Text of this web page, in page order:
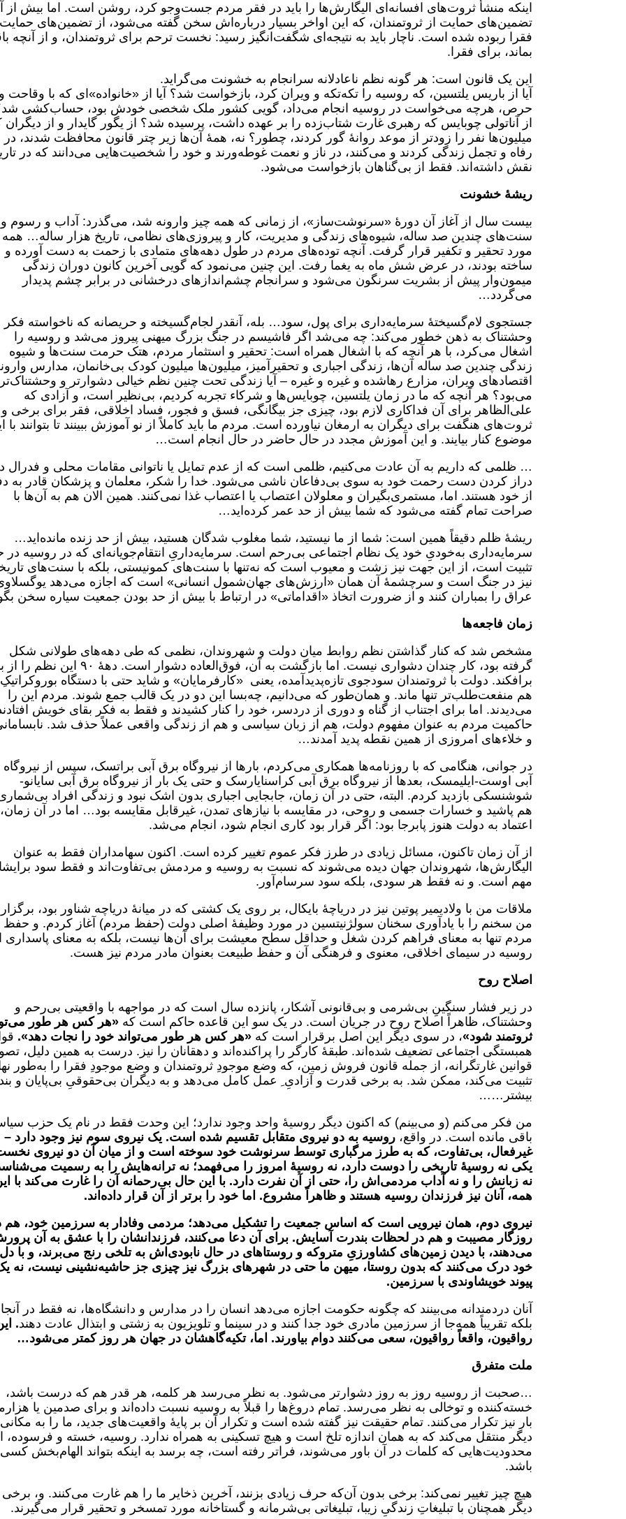
اینکه منشأ ثروت‌های افسانه‌ای الیگارش‌ها را باید در فقر مردم جست‌وجو کرد، روشن است. اما بیش از
تضمین‌های حمایت از ثروتمندان، که این اواخر بسیار درباره‌اش سخن گفته می‌شود، از تضمین‌های حمایت
فقرا ربوده شده است. ناچار باید به نتیجه‌ای شگفت‌انگیز رسید: نخست ترحم برای ثروتمندان، و از آنچه
بماند، برای فقرا.
این یک قانون است: هر گونه نظم ناعادلانه‌ سرانجام به خشونت می‌گراید.
آیا از باریس یلتسین، که روسیه را تکه‌تکه و ویران کرد، بازخواست شد؟ آیا از «خانواده»‌ای که با وقاحت و
حرص، هرچه می‌خواست در روسیه انجام می‌داد، گویی کشور ملک شخصی خودش بود، حساب‌کشی شد؟
از آناتولی چوبایس که رهبری غارت شتاب‌زده را بر عهده داشت، پرسیده شد؟ از یگور گایدار و از دیگران
میلیون‌ها نفر را زودتر از موعد روانۀ گور کردند، چطور؟ نه، همهٔ آن‌ها زیر چتر قانون محافظت شدند، در
رفاه و تجمل زندگی کردند و می‌کنند، در ناز و نعمت غوطه‌ورند و خود را شخصیت‌هایی می‌دانند که در
نقش داشته‌اند. فقط از بی‌گناهان بازخواست می‌شود.
ریشهٔ خشونت
بیست سال از آغاز آن دورۀ «سرنوشت‌ساز»، از زمانی که همه چیز وارونه شد، می‌گذرد: آداب و رسوم و
سنت‌های چندین صد ساله، شیوه‌های زندگی و مدیریت، کار و پیروزی‌های نظامی، تاریخ هزار ساله… همه
مورد تحقیر و تکفیر قرار گرفت. آنچه توده‌های مردم در طول دهه‌های متمادی با زحمت به دست آورده و
ساخته بودند، در عرض شش ماه به یغما رفت. این چنین می‌نمود که گویی آخرین کانون دوران زندگی
میمون‌وار پیش از بشریت سرنگون می‌شود و سرانجام چشم‌اندازهای درخشانی در برابر چشم پدیدار
می‌گردد…
جستجوی لام‌گسیختۀ سرمایه‌داری برای پول، سود… بله، آنقدر لجام‌گسیخته و حریصانه که ناخواسته فکر
وحشتناک به ذهن خطور می‌کند: چه می‌شد اگر فاشیسم در جنگ بزرگ میهنی پیروز می‌شد و روسیه را
اشغال می‌کرد، با هر آنچه که با اشغال همراه است: تحقیر و استثمار مردم، هتک حرمت سنت‌ها و شیوه
زندگی چندین صد ساله آن‌ها، زندگی اجباری و تحقیرآمیز، میلیون‌ها میلیون کودک بی‌خانمان، مدارس
اقتصادهای ویران، مزارع رهاشده و غیره و غیره – آیا زندگی تحت چنین نظم خیالی دشوارتر و وحشتناک‌تر
می‌بود؟ هر آنچه که ما در زمان یلتسین، چوبایس‌ها و شرکاء تجربه کردیم، بی‌نظیر است، و آزادی‌ که
علی‌الظاهر برای آن فداکاری لازم بود، چیزی جز بیگانگی، فسق و فجور، فساد اخلاقی، فقر برای برخی و
ثروت‌های هنگفت برای دیگران به ارمغان نیاورده است. مردم ما باید کاملاً از نو آموزش ببینند تا بتوانند با
موضوع کنار بیایند. و این آموزش مجدد در حال حاضر در حال انجام است…
… ظلمی که داریم به آن عادت می‌کنیم، ظلمی است که از عدم تمایل یا ناتوانی مقامات محلی و فدرال
دراز کردن دست رحمت خود به سوی بی‌دفاعان ناشی می‌شود. خدا را شکر، معلمان و پزشکان قادر به
از خود هستند. اما، مستمری‌بگیران و معلولان اعتصاب یا اعتصاب غذا نمی‌کنند. همین الان هم به آن‌ها با
صراحت تمام گفته می‌شود که شما بیش از حد عمر کرده‌اید…
ریشۀ ظلم دقیقاً همین است: شما از ما نیستید، شما مغلوب شدگان هستید، بیش از حد زنده مانده‌اید…
سرمایه‌داری به‌خودیِ خود یک نظام اجتماعی بی‌رحم است. سرمایه‌داریِ انتقام‌جویانه‌ای که در روسیه در
تثبیت است، از این جهت نیز زشت و معیوب است که نه‌تنها با سنت‌های کمونیستی، بلکه با سنت‌های
نیز در جنگ است و سرچشمهٔ آن همان «ارزش‌های جهان‌شمول انسانی» است که اجازه می‌دهد
عراق را بمباران کنند و از ضرورت اتخاذ «اقداماتی» در ارتباط با بیش‌ از حد بودن جمعیت سیاره سخن
زمان فاجعه‌ها
مشخص شد که کنار گذاشتن نظم روابط میان دولت و شهروندان، نظمی که طی دهه‌های طولانی شکل
گرفته بود، کار چندان دشواری نیست. اما بازگشت به آن، فوق‌العاده دشوار است.
برافکند. دولت با ثروتمندان سودجوی تازه‌پدید‌آمده، یعنی «کارفرمایان» و شاید حتی با دستگاه بوروکراتیکِ
هم منفعت‌طلب‌تر تنها ماند. و همان‌طور که می‌دانیم، چه‌بسا این دو در یک قالب جمع شوند. مردم این را
می‌دیدند. اما برای اجتناب از گناه و دوری از دردسر، خود را کنار کشیدند و فقط به فکر بقای خویش
حاکمیت مردم به عنوان مفهوم دولت، هم از زبان سیاسی و هم از زندگی واقعی عملاً حذف شد.
و خلاءهای امروزی از همین نقطه پدید آمدند…
در جوانی، هنگامی که با روزنامه‌ها همکاری می‌کردم، بارها از نیروگاه برق آبی براتسک، سپس از
آبی اوست-ایلیمسک، بعدها از نیروگاه برق آبی کراسنایارسک و حتی یک بار از نیروگاه برق آبی سایانو-
شوشنسکی بازدید کردم. البته، حتی در آن زمان، جابجایی اجباری بدون اشک نبود و زندگی افراد بی‌شماری
هم پاشید و خسارات جسمی و روحی، در مقایسه با نیازهای تمدن، غیرقابل مقایسه بود… اما در آن زمان،
اعتماد به دولت هنوز پابرجا بود: اگر قرار بود کاری انجام شود، انجام می‌شد.
از آن زمان تاکنون، مسائل زیادی در طرز فکر عموم تغییر کرده است. اکنون سهامداران فقط به عنوان
الیگارش‌ها، شهروندان جهان دیده می‌شوند که نسبت به روسیه و مردمش بی‌تفاوت‌اند و فقط سود
مهم است. و نه فقط هر سودی، بلکه سود سرسام‌آور.
ملاقات من با ولادیمیر پوتین نیز در دریاچۀ بایکال، بر روی یک کشتی که در میانۀ دریاچه شناور بود،
من سخنم را با یادآوری سخنان سولژنیتسین در مورد وظیفۀ اصلی دولت (حفظ مردم) آغاز کردم. و حفظ
مردم تنها به معنای فراهم کردن شغل و حداقل سطح معیشت برای آن‌ها نیست، بلکه به معنای پاسداری
روسیه در سیمای اخلاقی، معنوی و فرهنگی آن و حفظ طبیعت بعنوان مادر مردم نیز هست.
اصلاح روح
در زیر فشار سنگینِ بی‌شرمی و بی‌قانونی آشکار، پانزده سال است که در مواجهه با واقعیتی بی‌رحم و
وحشتناک، ظاهراً اصلاح روح در جریان است. در یک سو این قاعده حاکم است که«هر کس هر طور
ثروتمند شود»، در سوی دیگر این اصل برقرار است که«هر کس هر طور می‌تواند خود را نجات دهد».
همبستگی اجتماعی تضعیف شده‌اند. طبقهٔ کارگر را پراکنده‌اند و دهقانان را نیز. درست به همین دلیل،
قوانین غارتگرانه، از جمله قانون فروش زمین، که وضع موجودِ ثروتمندان و وضع موجودِ فقرا را به‌طور
تثبیت می‌کند، ممکن شد. به برخی قدرت و آزادیِ ِ عمل کامل می‌دهد و به دیگران بی‌حقوقیِ بی‌پایان و
بیشتر……
من فکر می‌کنم (و می‌بینم) که اکنون دیگر روسیهٔ واحد وجود ندارد؛ این وحدت فقط در نام یک حزب
باقی مانده است. در واقع،روسیه به دو نیروی متقابل تقسیم شده است. یک نیروی سوم نیز وجود دارد –
غیرفعال، بی‌تفاوت، که به طرز مرگباری توسط سرنوشت خود سوخته است و از میان آن دو نیروی
یکی نه روسیهٔ تاریخی را دوست دارد، نه روسیهٔ امروز را می‌فهمد؛ نه ترانه‌هایش را به رسمیت
نه زبانش را و نه آداب مردمی‌اش را، حتی از آن نفرت دارد. با این حال بی‌رحمانه آن را غارت می‌کند با
همه، آنان نیز فرزندان روسیه هستند و ظاهراً مشروع. اما خود را برتر از آن قرار داده‌اند.
نیروی دوم، همان نیرویی است که اساس جمعیت را تشکیل می‌دهد؛ مردمی وفادار به سرزمین خود، هم
روزگار مصیبت و هم در لحظات بندرت آسایش. برای آن دعا می‌کنند، فرزندانشان را با عشق به آن
می‌دهند، با دیدن زمین‌های کشاورزیِ متروکه و روستاهای در حال نابودی‌اش به تلخی رنج می‌برند، و با دل
خود درک می‌کنند که بدون روستا، میهن ما حتی در شهرهای بزرگ نیز چیزی جز حاشیه‌نشینی نیست، نه
پیوند خویشاوندی با سرزمین.
آنان دردمندانه می‌بینند که چگونه حکومت اجازه می‌دهد انسان را در مدارس و دانشگاه‌ها، نه فقط در
بلکه تقریباً همه‌جا از سرزمین مادری خود جدا کنند و در سینما و تلویزیون به زشتی و ابتذال عادت دهند.
رواقیون، واقعاً رواقیون، سعی می‌کنند دوام بیاورند. اما، تکیه‌گاهشان در جهان هر روز کمتر می‌شود…
ملت متفرق
…صحبت از روسیه روز به روز دشوارتر می‌شود. به نظر می‌رسد هر کلمه، هر قدر هم که درست باشد،
خسته‌کننده و توخالی به نظر می‌رسد. تمام دروغ‌ها را قبلاً به روسیه نسبت داده‌اند و برای صدمین یا
بار نیز تکرار می‌کنند. تمام حقیقت نیز گفته شده است و تکرار آن بر پایۀ واقعیت‌های جدید، ما را به مکانی
دیگر منتقل می‌کند که به همان اندازه تلخ است و هیچ تسکینی به همراه ندارد. روسیه، خسته و فرسوده،
محدودیت‌هایی که کلمات در آن باور می‌شوند، فراتر رفته است، چه برسد به اینکه بتواند الهام‌بخش کسی
باشد.
هیچ چیز تغییر نمی‌کند: برخی بدون آن‌که حرف زیادی بزنند، آخرین ذخایر ما را هم غارت می‌کنند. و، برخی
دیگر همچنان با تبلیغاتِ زندگیِ زیبا، تبلیغاتی بی‌شرمانه و گستاخانه مورد تمسخر و تحقیر قرار می‌گیرند.